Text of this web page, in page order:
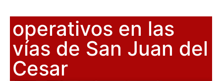
operativos en las
vías de San Juan del
Cesar